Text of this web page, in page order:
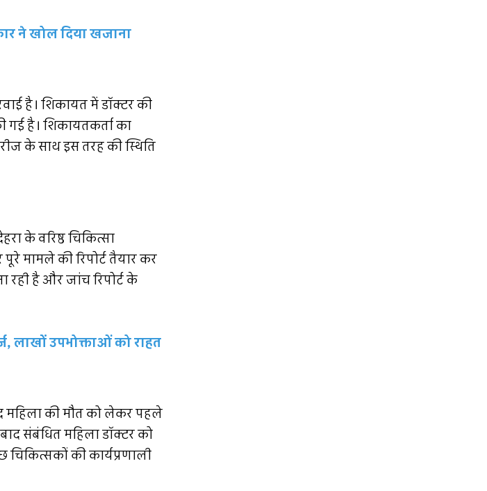
ने खोल दिया खजाना
है। शिकायत में डॉक्टर की
गई है। शिकायतकर्ता का
के साथ इस तरह की स्थिति
के वरिष्ठ चिकित्सा
मामले की रिपोर्ट तैयार कर
रही है और जांच रिपोर्ट के
लाखों उपभोक्ताओं को राहत
महिला की मौत को लेकर पहले
संबंधित महिला डॉक्टर को
की कार्यप्रणाली